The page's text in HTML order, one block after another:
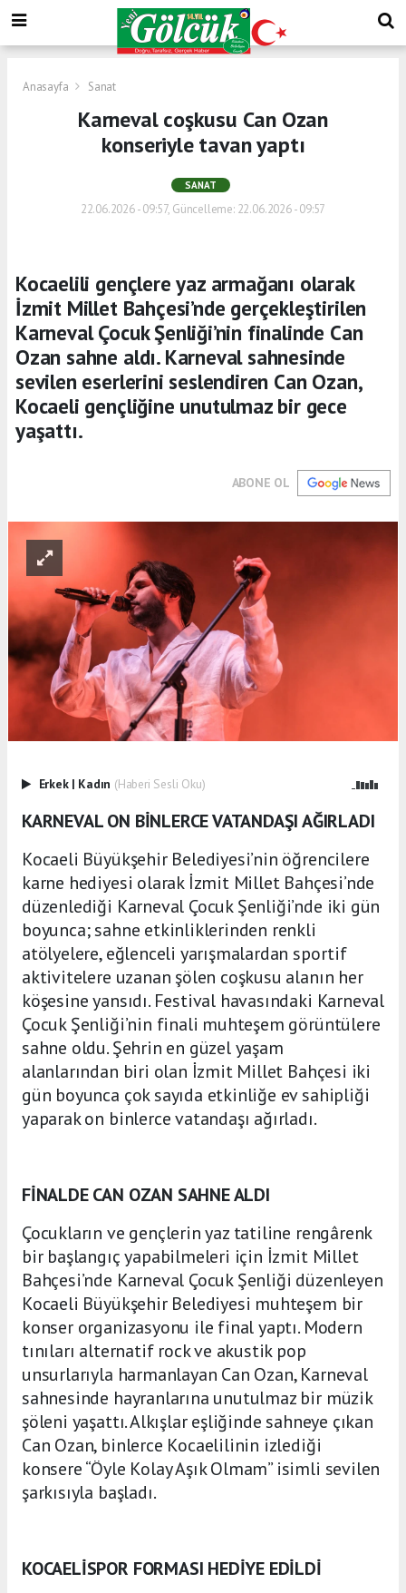
Anasayfa Sanat
Karneval coşkusu Can Ozan
konseriyle tavan yaptı
SANAT
22.06.2026 - 09:57, Güncelleme: 22.06.2026 - 09:57
Kocaelili gençlere yaz armağanı olarak
İzmit Millet Bahçesi’nde gerçekleştirilen
Karneval Çocuk Şenliği’nin finalinde Can
Ozan sahne aldı. Karneval sahnesinde
sevilen eserlerini seslendiren Can Ozan,
Kocaeli gençliğine unutulmaz bir gece
yaşattı.
ABONE OL
Erkek | Kadın (Haberi Sesli Oku)
KARNEVAL ON BİNLERCE VATANDAŞI AĞIRLADI
Kocaeli Büyükşehir Belediyesi’nin öğrencilere
karne hediyesi olarak İzmit Millet Bahçesi’nde
düzenlediği Karneval Çocuk Şenliği’nde iki gün
boyunca; sahne etkinliklerinden renkli
atölyelere, eğlenceli yarışmalardan sportif
aktivitelere uzanan şölen coşkusu alanın her
köşesine yansıdı. Festival havasındaki Karneval
Çocuk Şenliği’nin finali muhteşem görüntülere
sahne oldu. Şehrin en güzel yaşam
alanlarından biri olan İzmit Millet Bahçesi iki
gün boyunca çok sayıda etkinliğe ev sahipliği
yaparak on binlerce vatandaşı ağırladı.
FİNALDE CAN OZAN SAHNE ALDI
Çocukların ve gençlerin yaz tatiline rengârenk
bir başlangıç yapabilmeleri için İzmit Millet
Bahçesi’nde Karneval Çocuk Şenliği düzenleyen
Kocaeli Büyükşehir Belediyesi muhteşem bir
konser organizasyonu ile final yaptı. Modern
tınıları alternatif rock ve akustik pop
unsurlarıyla harmanlayan Can Ozan, Karneval
sahnesinde hayranlarına unutulmaz bir müzik
şöleni yaşattı. Alkışlar eşliğinde sahneye çıkan
Can Ozan, binlerce Kocaelilinin izlediği
konsere “Öyle Kolay Aşık Olmam” isimli sevilen
şarkısıyla başladı.
KOCAELİSPOR FORMASI HEDİYE EDİLDİ